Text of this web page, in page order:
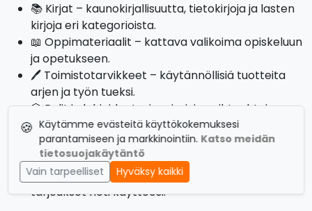
🍪 Käytämme evästeitä käyttökokemuksesi
parantamiseen ja markkinointiin. Katso meidän
tietosuojakäytäntö
Vain tarpeelliset
Hyväksy kaikki
📚 Kirjat – kaunokirjallisuutta, tietokirjoja ja lasten
kirjoja eri kategorioista.
📖 Oppimateriaalit – kattava valikoima opiskeluun
ja opetukseen.
🖊️ Toimistotarvikkeet – käytännöllisiä tuotteita
arjen ja työn tueksi.
🎲 Pelit ja lahjaideat – inspiroivia vaihtoehtoja
vapaa‑aikaan ja lahjoihin.
✨ Monipuolinen valikoima – yhdistää kestävän
laadun ja inspiroivan sisällön.
💰 Säästöä alennuskoodeilla – kampanjat ja
tarjoukset heti käyttöösi.